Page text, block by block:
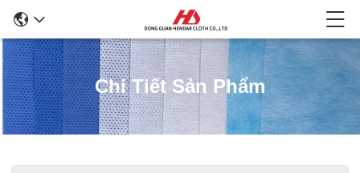
Chi Tiết Sản Phẩm